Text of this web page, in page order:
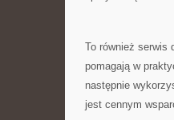
To również serwis
pomagają w
następnie
jest cennym